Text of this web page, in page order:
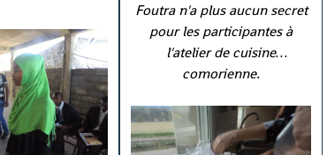
Foutra n'a plus aucun secret
pour les participantes à
l'atelier de cuisine
comorienne.